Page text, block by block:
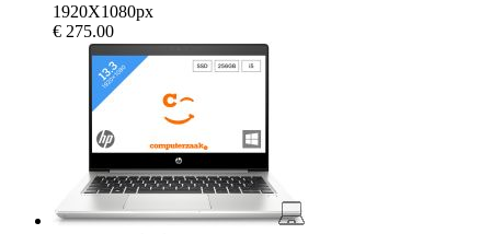
1920X1080px
€ 275.00